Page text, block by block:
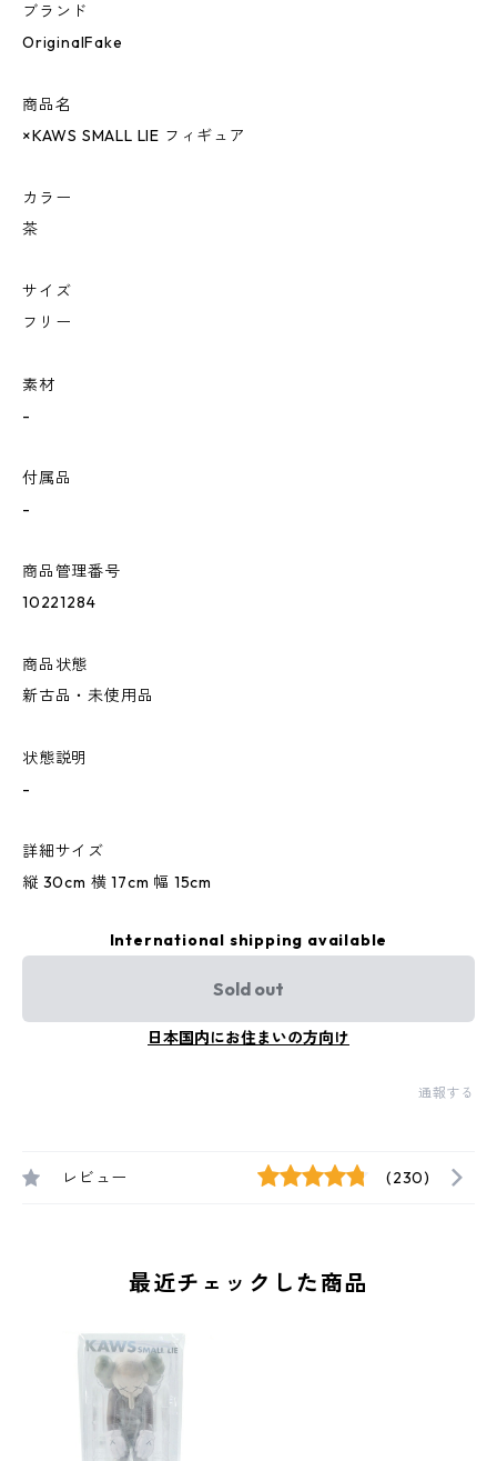
ブランド
OriginalFake
商品名
×KAWS SMALL LIE フィギュア
カラー
茶
サイズ
フリー
素材
-
付属品
-
商品管理番号
10221284
商品状態
新古品・未使用品
状態説明
-
詳細サイズ
縦 30cm 横 17cm 幅 15cm
International shipping available
Sold out
日本国内にお住まいの方向け
通報する
レビュー (230)
最近チェックした商品